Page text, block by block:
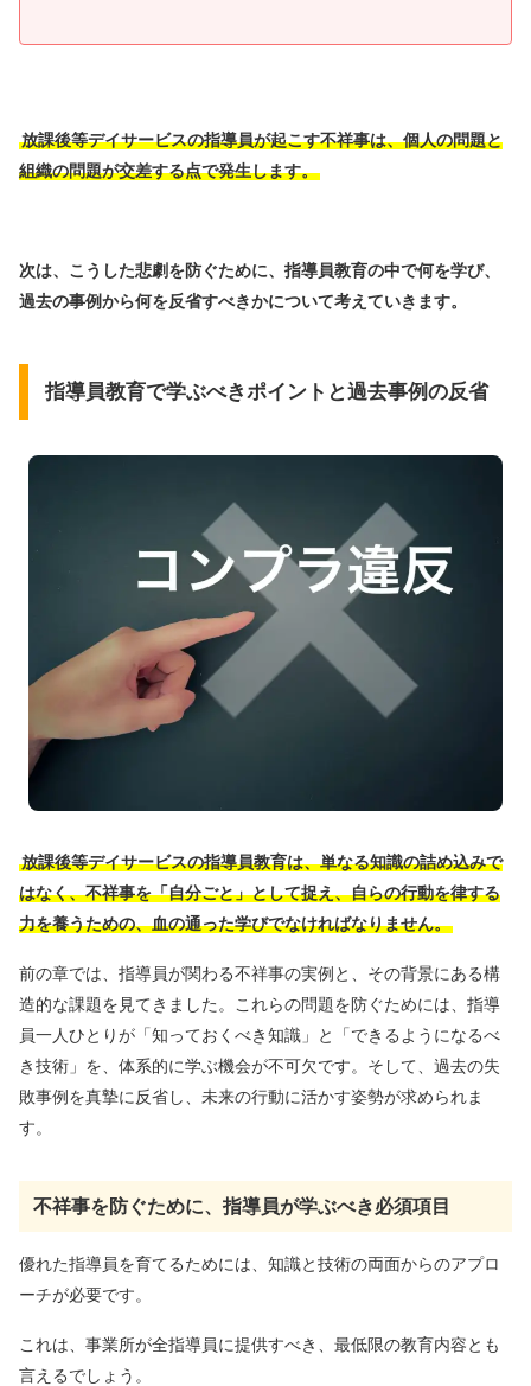
放課後等デイサービスの指導員が起こす不祥事は、個人の問題と
組織の問題が交差する点で発生します。
次は、こうした悲劇を防ぐために、指導員教育の中で何を学び、
過去の事例から何を反省すべきかについて考えていきます。
指導員教育で学ぶべきポイントと過去事例の反省
放課後等デイサービスの指導員教育は、単なる知識の詰め込みで
はなく、不祥事を「自分ごと」として捉え、自らの行動を律する
力を養うための、血の通った学びでなければなりません。
前の章では、指導員が関わる不祥事の実例と、その背景にある構
造的な課題を見てきました。これらの問題を防ぐためには、指導
員一人ひとりが「知っておくべき知識」と「できるようになるべ
き技術」を、体系的に学ぶ機会が不可欠です。そして、過去の失
敗事例を真摯に反省し、未来の行動に活かす姿勢が求められま
す。
不祥事を防ぐために、指導員が学ぶべき必須項目
優れた指導員を育てるためには、知識と技術の両面からのアプロ
ーチが必要です。
これは、事業所が全指導員に提供すべき、最低限の教育内容とも
言えるでしょう。